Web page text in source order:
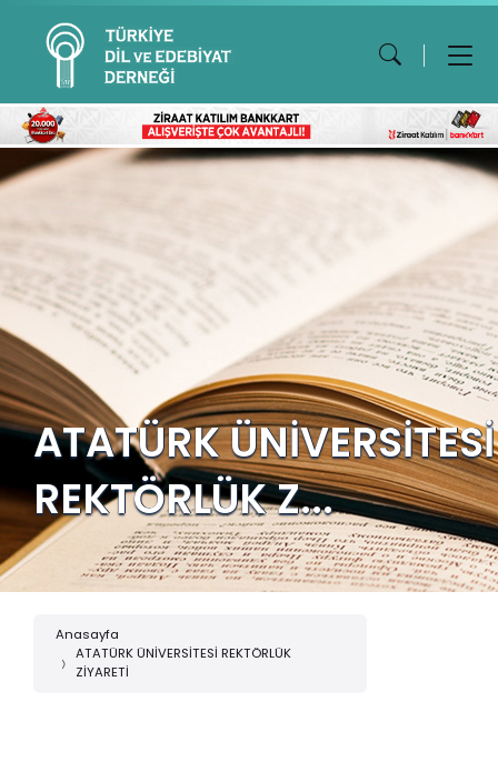
ATATÜRK ÜNİVERSİTESİ
REKTÖRLÜK Z...
Anasayfa
ATATÜRK ÜNİVERSİTESİ REKTÖRLÜK
ZİYARETİ